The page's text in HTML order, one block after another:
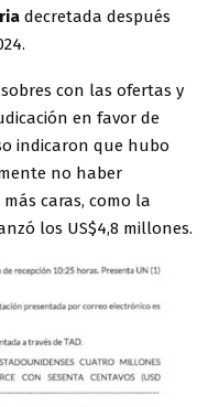
decretada después
con las ofertas y
en favor de
indicaron que hubo
no haber
caras, como la
los US$4,8 millones.